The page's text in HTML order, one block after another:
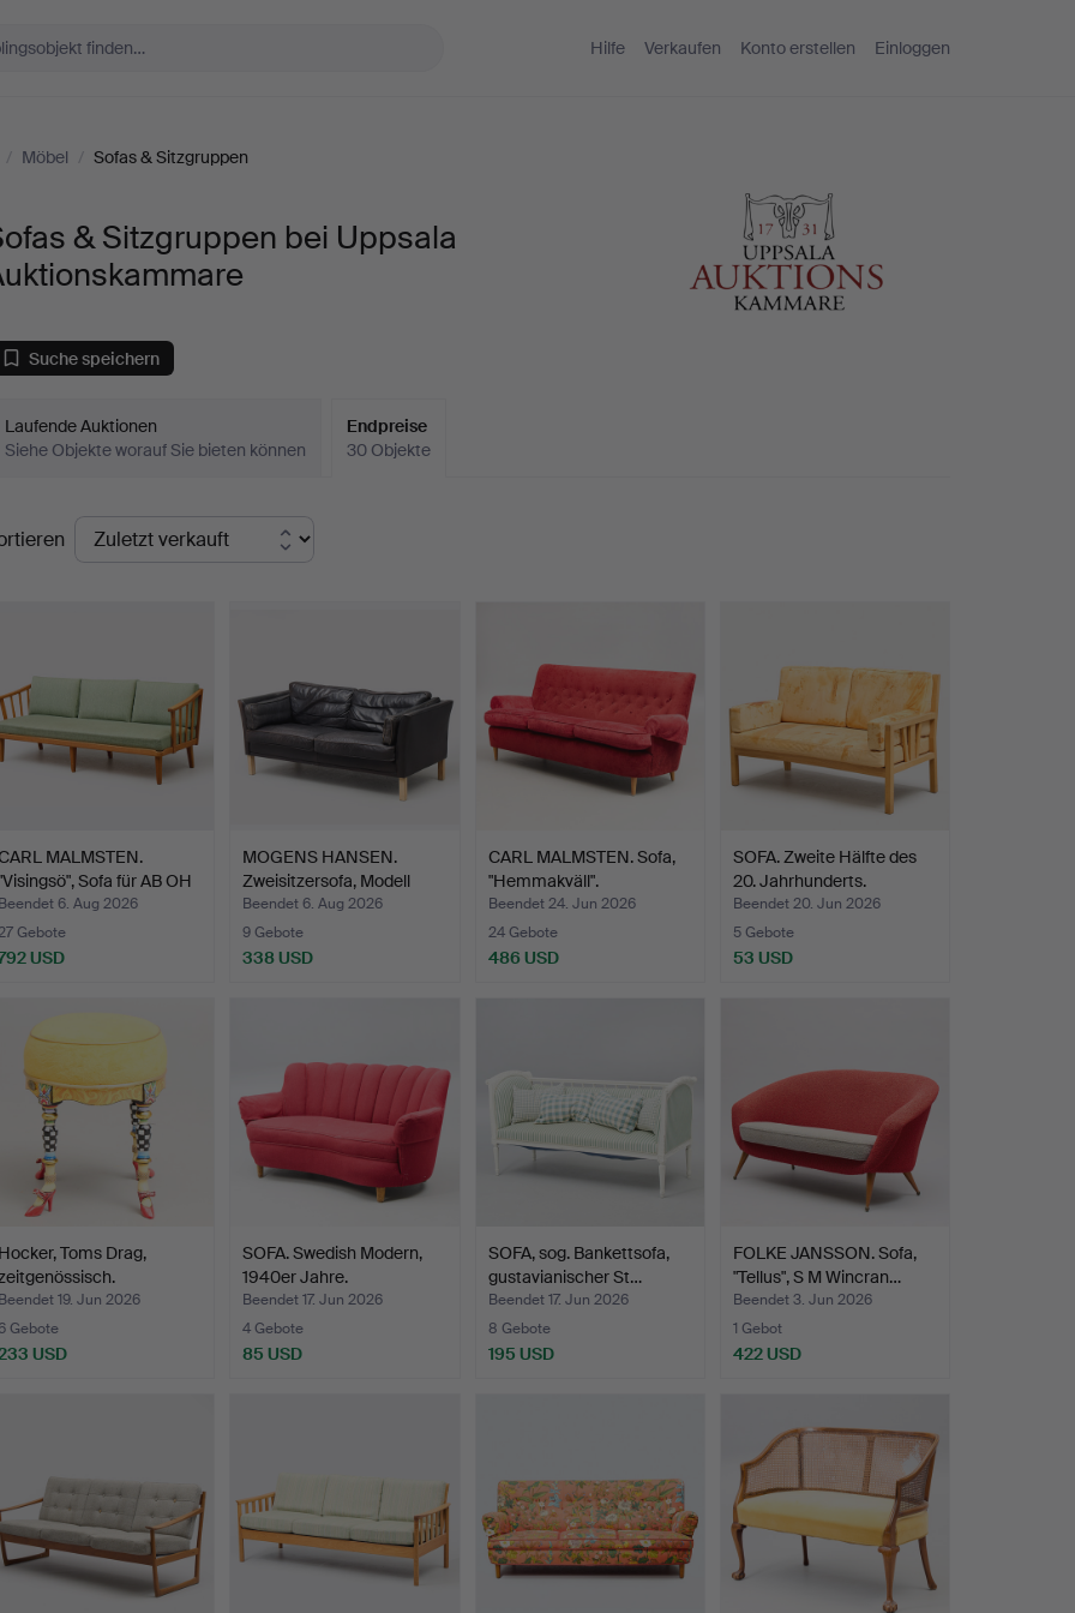
Hilfe Verkaufen Konto erstellen Einloggen
/ Möbel / Sofas & Sitzgruppen
& Sitzgruppen bei Uppsala
Suche speichern
Laufende Auktionen
Siehe Objekte worauf Sie bieten können
Endpreise
30 Objekte
MALMSTEN.
Sofa für AB OH
6. Aug 2026
Gebote
USD
MOGENS HANSEN.
Zweisitzersofa, Modell
MH22…
Beendet 6. Aug 2026
9 Gebote
338 USD
CARL MALMSTEN. Sofa,
"Hemmakväll".
Beendet 24. Jun 2026
24 Gebote
486 USD
SOFA. Zweite Hälfte des
20. Jahrhunderts.
Beendet 20. Jun 2026
5 Gebote
53 USD
Toms Drag,
19. Jun 2026
Gebote
USD
SOFA. Swedish Modern,
1940er Jahre.
Beendet 17. Jun 2026
4 Gebote
85 USD
SOFA, sog. Bankettsofa,
gustavianischer St…
Beendet 17. Jun 2026
8 Gebote
195 USD
FOLKE JANSSON. Sofa,
"Tellus", S M Wincran…
Beendet 3. Jun 2026
1 Gebot
422 USD